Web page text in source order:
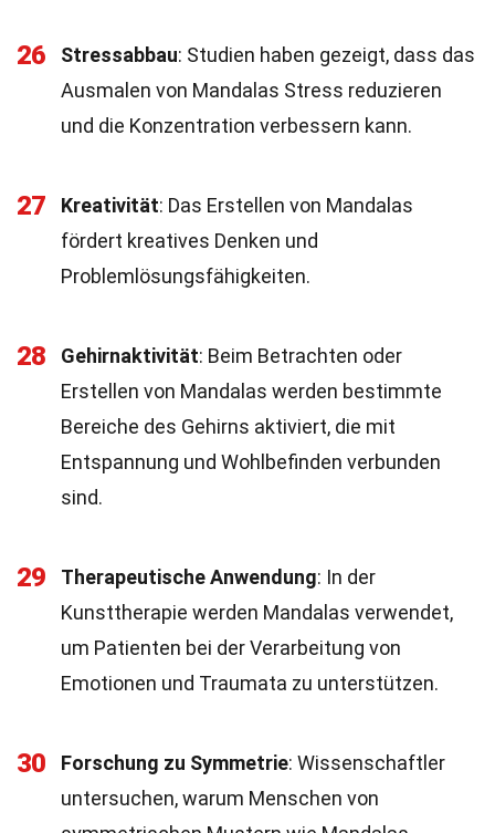
26 Stressabbau: Studien haben gezeigt, dass das
Ausmalen von Mandalas Stress reduzieren
und die Konzentration verbessern kann.
27 Kreativität: Das Erstellen von Mandalas
fördert kreatives Denken und
Problemlösungsfähigkeiten.
28 Gehirnaktivität: Beim Betrachten oder
Erstellen von Mandalas werden bestimmte
Bereiche des Gehirns aktiviert, die mit
Entspannung und Wohlbefinden verbunden
sind.
29 Therapeutische Anwendung: In der
Kunsttherapie werden Mandalas verwendet,
um Patienten bei der Verarbeitung von
Emotionen und Traumata zu unterstützen.
30 Forschung zu Symmetrie: Wissenschaftler
untersuchen, warum Menschen von